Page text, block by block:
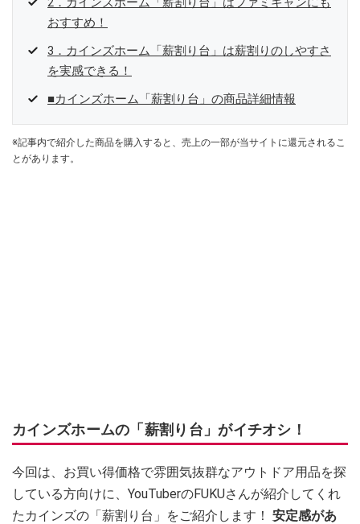
おすすめ！
3．カインズホーム「薪割り台」は薪割りのしやすさ
を実感できる！
■カインズホーム「薪割り台」の商品詳細情報
※記事内で紹介した商品を購入すると、売上の一部が当サイトに還元されるこ
とがあります。
カインズホームの「薪割り台」がイチオシ！
今回は、お買い得価格で雰囲気抜群なアウトドア用品を探
している方向けに、YouTuberのFUKUさんが紹介してくれ
たカインズの「薪割り台」をご紹介します！ 安定感があ